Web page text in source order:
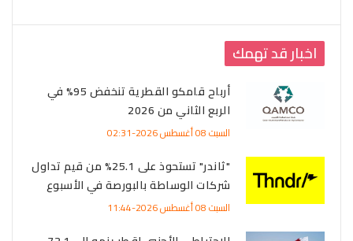
اخبار قد تهمك
أرباح قامكو القطرية تنخفض 95% في
الربع الثاني من 2026
السبت 08 أغسطس 2026-02:31
"ثاندر" تستحوذ على 25.1% من قيم تداول
شركات الوساطة بالبورصة في الأسبوع
السبت 08 أغسطس 2026-11:44